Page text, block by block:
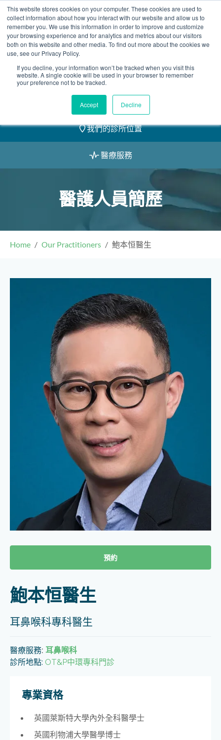
This website stores cookies on your computer. These cookies are used to
collect information about how you interact with our website and allow us to
remember you. We use this information in order to improve and customize
your browsing experience and for analytics and metrics about our visitors
both on this website and other media. To find out more about the cookies we
use, see our Privacy Policy.
If you decline, your information won’t be tracked when you visit this
website. A single cookie will be used in your browser to remember
your preference not to be tracked.
Accept Decline
Skip
to
content
2155 9055
預約
我們的醫護團隊
我們的診所位置
醫療服務
醫護人員簡歷
Home Our Practitioners 鮑本恒醫生
預約
鮑本恒醫生
耳鼻喉科專科醫生
醫療服務: 耳鼻喉科
診所地點: OT&P中環專科門診
專業資格
英國萊斯特大學內外全科醫學士
英國利物浦大學醫學博士